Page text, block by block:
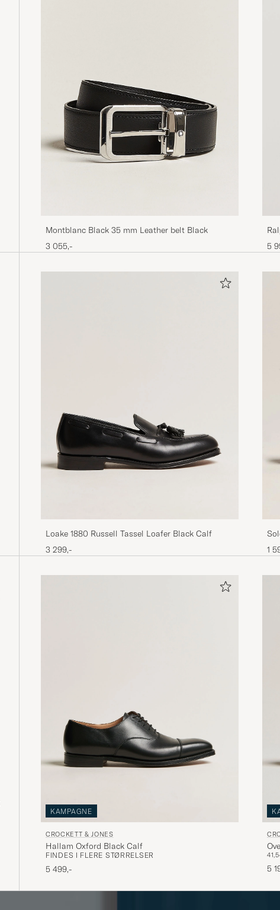
Montblanc Black 35 mm Leather belt Black
3 055,-
5
Loake 1880 Russell Tassel Loafer Black Calf
3 299,-
1
KAMPAGNE
CROCKETT & JONES
Hallam Oxford Black Calf
FINDES I FLERE STØRRELSER
5 499,-
41,5
5